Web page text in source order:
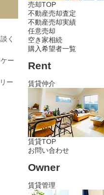
く
ー
ー
売却TOP
不動産売却査定
不動産売却実績
任意売却
空き家相続
購入希望者一覧
Rent
賃貸仲介
賃貸TOP
お問い合わせ
Owner
賃貸管理